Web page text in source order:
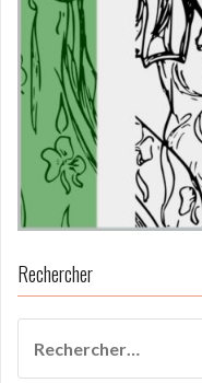
Rechercher